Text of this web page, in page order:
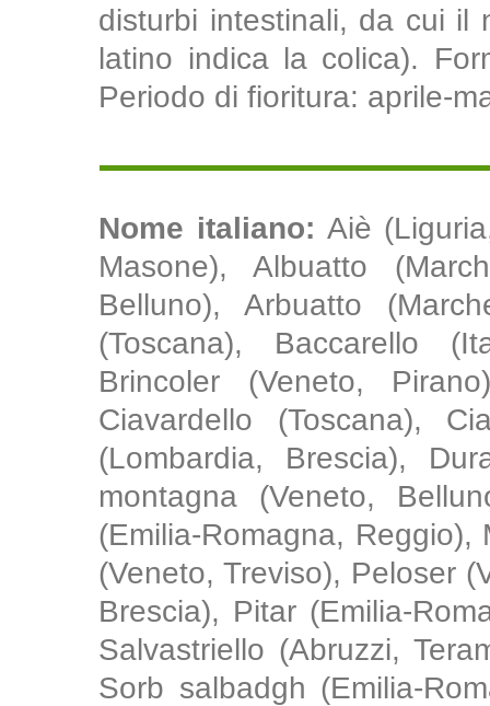
disturbi intestinali, da cui il
latino indica la colica).
Periodo di fioritura: aprile-
Nome italiano: Aiè
Masone), Albuatto
Belluno), Arbuatto
(Toscana), Baccarello
Brincoler (Veneto,
Ciavardello (Toscana),
(Lombardia, Brescia),
montagna (Veneto,
(Emilia-Romagna,
(Veneto, Treviso), Peloser
Brescia), Pitar (Emilia-
Salvastriello (Abruzzi,
Sorb salbadgh (Emilia-